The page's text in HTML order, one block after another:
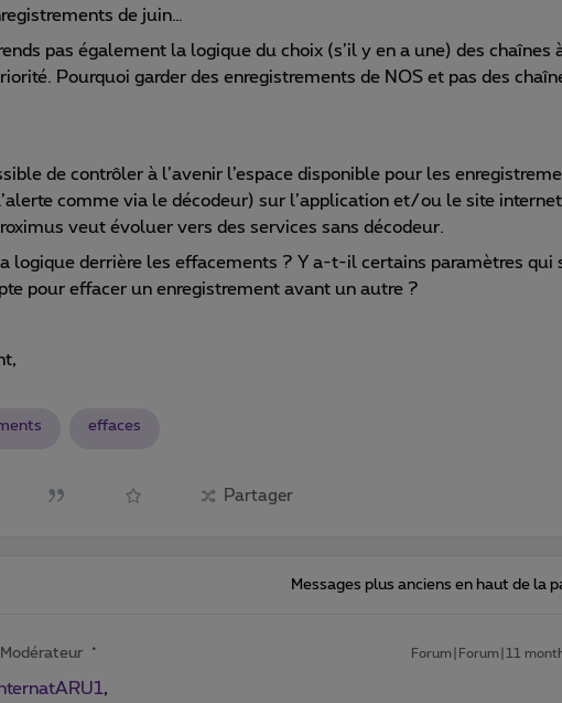
de juin…
pas également la logique du choix (s’il y en a une) des chaînes
Pourquoi garder des enregistrements de NOS et pas des
de contrôler à l’avenir l’espace disponible pour les
comme via le décodeur) sur l’application et/ou le site
veut évoluer vers des services sans décodeur.
logique derrière les effacements ? Y a-t-il certains paramètres qui
pour effacer un enregistrement avant un autre ?
effaces
Partager
Messages plus anciens en haut de la
Modérateur Forum|Forum|11
,